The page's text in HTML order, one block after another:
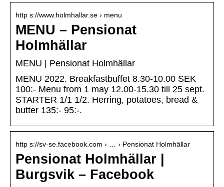
http s://www.holmhallar.se › menu
MENU – Pensionat
Holmhällar
MENU | Pensionat Holmhällar
MENU 2022. Breakfastbuffet 8.30-10.00 SEK
100:- Menu from 1 may 12.00-15.30 till 25 sept.
STARTER 1/1 1/2. Herring, potatoes, bread &
butter 135:- 95:-.
http s://sv-se.facebook.com › … › Pensionat Holmhällar
Pensionat Holmhällar |
Burgsvik – Facebook